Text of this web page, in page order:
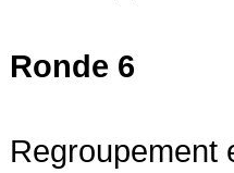
Ronde 6
Regroupement